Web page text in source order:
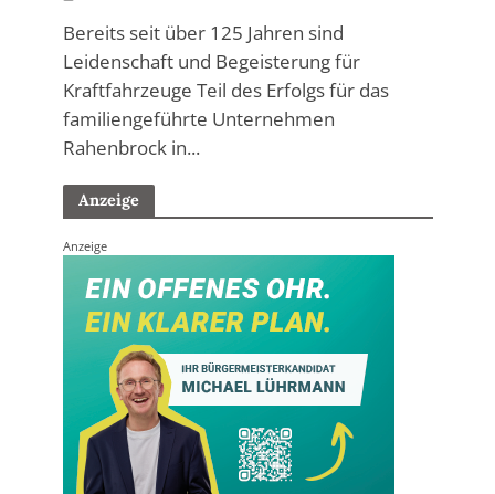
Bereits seit über 125 Jahren sind
Leidenschaft und Begeisterung für
Kraftfahrzeuge Teil des Erfolgs für das
familiengeführte Unternehmen
Rahenbrock in...
Anzeige
Anzeige